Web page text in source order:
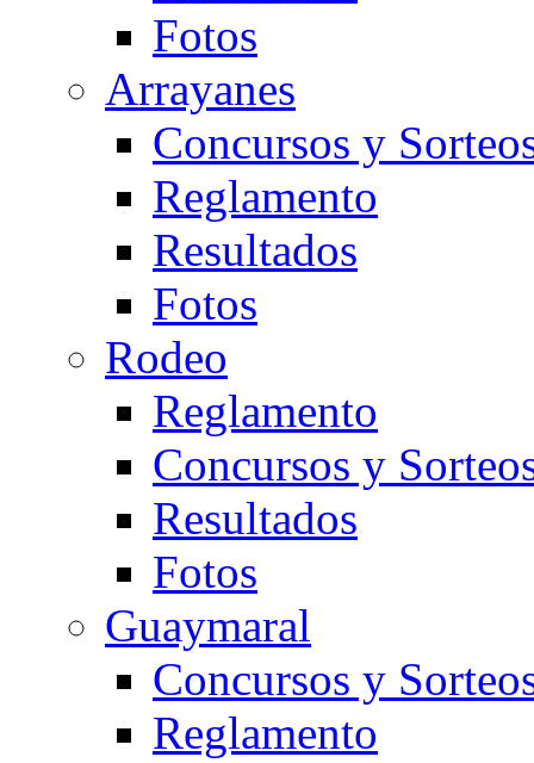
Fotos
Arrayanes
Concursos y
Reglamento
Resultados
Fotos
Rodeo
Reglamento
Concursos y
Resultados
Fotos
Guaymaral
Concursos y
Reglamento